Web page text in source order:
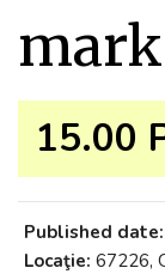
mark
15.00
Published date:
Locaţie: 67226,